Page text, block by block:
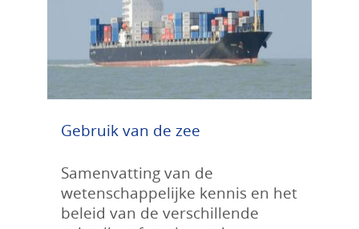
Gebruik van de zee
Samenvatting van de
wetenschappelijke kennis en het
beleid van de verschillende